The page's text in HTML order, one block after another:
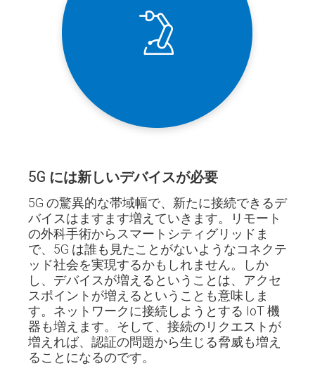
5G には新しいデバイスが必要
5G の驚異的な帯域幅で、新たに接続できるデ
バイスはますます増えていきます。リモート
の外科手術からスマートシティグリッドま
で、5G は誰も見たことがないようなコネクテ
ッド社会を実現するかもしれません。しか
し、デバイスが増えるということは、アクセ
スポイントが増えるということも意味しま
す。ネットワークに接続しようとする IoT 機
器も増えます。そして、接続のリクエストが
増えれば、認証の問題から生じる脅威も増え
ることになるのです。